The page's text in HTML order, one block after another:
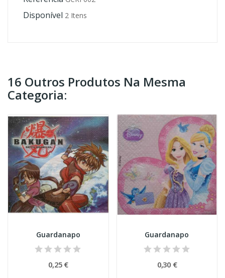
Disponível 2 Itens
16 Outros Produtos Na Mesma
Categoria:
Guardanapo
0,25 €
Guardanapo
0,30 €